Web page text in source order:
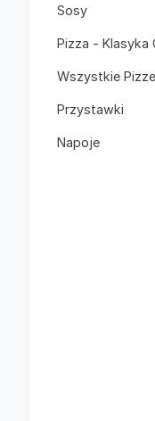
Sosy
Pizza - Klasyka
Wszystkie Pizze
Przystawki
Napoje